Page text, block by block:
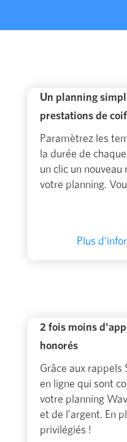
Un planning
prestations de
Paramètrez les
la durée de
un clic un
votre planning.
Plus
2 fois moins
honorés
Grâce aux rappels
en ligne qui sont
votre planning
et de l’argent. En
privilégiés !